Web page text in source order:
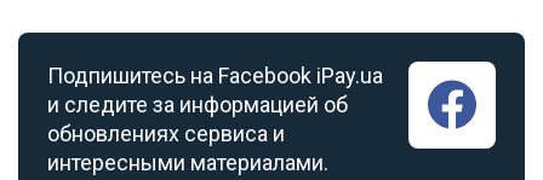
Подпишитесь на Facebook iPay.ua
и следите за информацией об
обновлениях сервиса и
интересными материалами.